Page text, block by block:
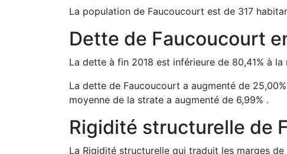
La population de Faucoucourt est de 317
Dette de Faucoucourt
La dette à fin 2018 est inférieure de 80,41% à la
La dette de Faucoucourt a augmenté de 25,00%
moyenne de la strate a augmenté de 6,99% .
Rigidité structurelle de
La Rigidité structurelle qui traduit les marges